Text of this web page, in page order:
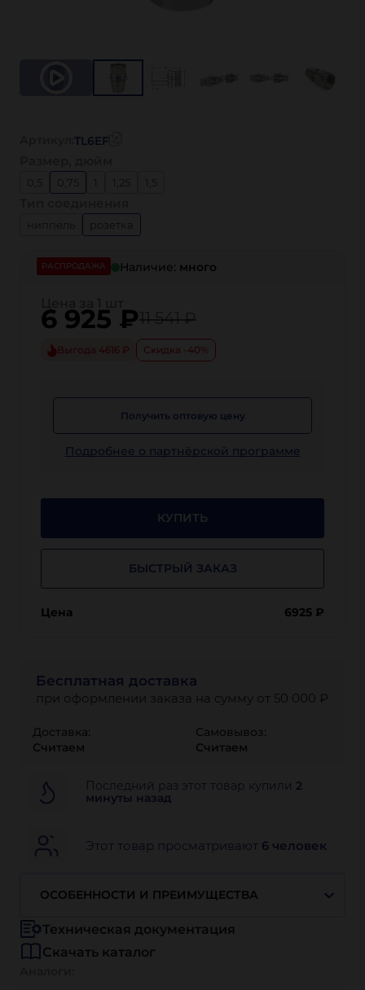
РАСПРОДАЖА Наличие: много
6 925 ₽ 11 541 ₽
Выгода 4616 ₽ Скидка -40%
Получить оптовую цену
Подробнее о партнёрской программе
КУПИТЬ
БЫСТРЫЙ ЗАКАЗ
Цена 6925 ₽
Бесплатная доставка
при оформлении заказа на сумму от 50 000 ₽
Доставка:
Считаем
Самовывоз:
Считаем
Последний раз этот товар купили 2
минуты назад
Этот товар просматривают 6 человек
ОСОБЕННОСТИ И ПРЕИМУЩЕСТВА
Техническая документация
Скачать каталог
TL6EF
0,75